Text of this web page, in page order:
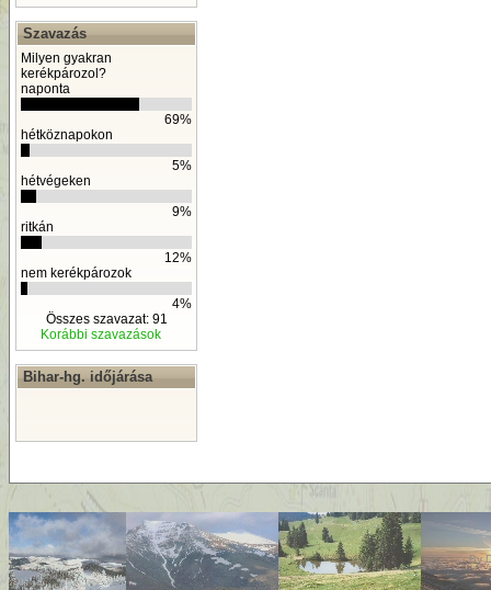
Szavazás
Milyen gyakran
kerékpározol?
naponta
69%
hétköznapokon
5%
hétvégeken
9%
ritkán
12%
nem kerékpározok
4%
Összes szavazat: 91
Korábbi szavazások
Bihar-hg. időjárása
By